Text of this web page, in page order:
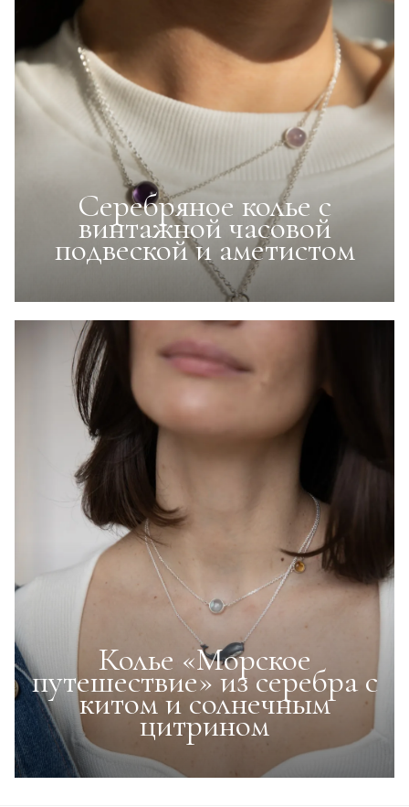
Серебряное колье с
винтажной часовой
подвеской и аметистом
Колье «Морское
путешествие» из серебра с
китом и солнечным
цитрином